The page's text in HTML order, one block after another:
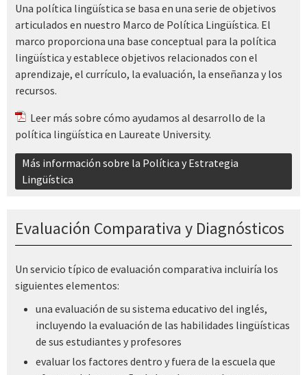
Una política lingüística se basa en una serie de objetivos
articulados en nuestro Marco de Política Lingüística. El
marco proporciona una base conceptual para la política
lingüística y establece objetivos relacionados con el
aprendizaje, el currículo, la evaluación, la enseñanza y los
recursos.
Leer más sobre cómo ayudamos al desarrollo de la
política lingüística en Laureate University.
Más información sobre la Política y Estrategia
Lingüística
Evaluación Comparativa y Diagnósticos
Un servicio típico de evaluación comparativa incluiría los
siguientes elementos:
una evaluación de su sistema educativo del inglés,
incluyendo la evaluación de las habilidades lingüísticas
de sus estudiantes y profesores
evaluar los factores dentro y fuera de la escuela que